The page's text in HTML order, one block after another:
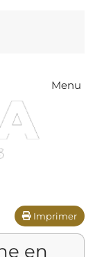
Menu
Imprimer
en